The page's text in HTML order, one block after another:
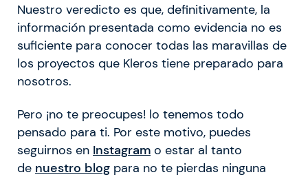
Nuestro veredicto es que, definitivamente, la
información presentada como evidencia no es
suficiente para conocer todas las maravillas de
los proyectos que Kleros tiene preparado para
nosotros.
Pero ¡no te preocupes! lo tenemos todo
pensado para ti. Por este motivo, puedes
seguirnos en Instagram o estar al tanto
de nuestro blog para no te pierdas ninguna